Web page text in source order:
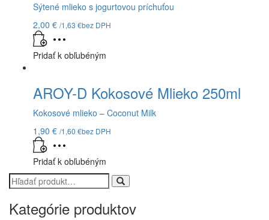
Sýtené mlieko s jogurtovou príchuťou
2,00 € /1,63 €bez DPH
Pridať k obľubéným
AROY-D Kokosové Mlieko 250ml
Kokosové mlieko – Coconut Milk
1,90 € /1,60 €bez DPH
Pridať k obľubéným
Search
for:
Kategórie produktov